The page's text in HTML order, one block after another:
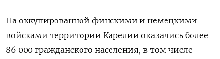
На оккупированной финскими и немецкими
войсками территории Карелии оказались более
86 000 гражданского населения, в том числе